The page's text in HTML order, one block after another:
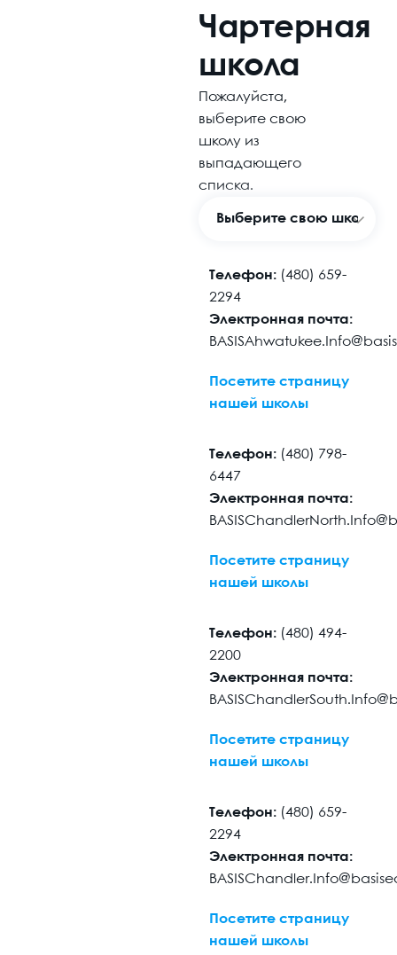
Чартерная
школа
Пожалуйста,
выберите свою
школу из
выпадающего
списка.
Телефон: (480) 659-
2294
Электронная почта:
Посетите страницу
нашей школы
Телефон: (480) 798-
6447
Электронная почта:
Посетите страницу
нашей школы
Телефон: (480) 494-
2200
Электронная почта:
Посетите страницу
нашей школы
Телефон: (480) 659-
2294
Электронная почта:
Посетите страницу
нашей школы